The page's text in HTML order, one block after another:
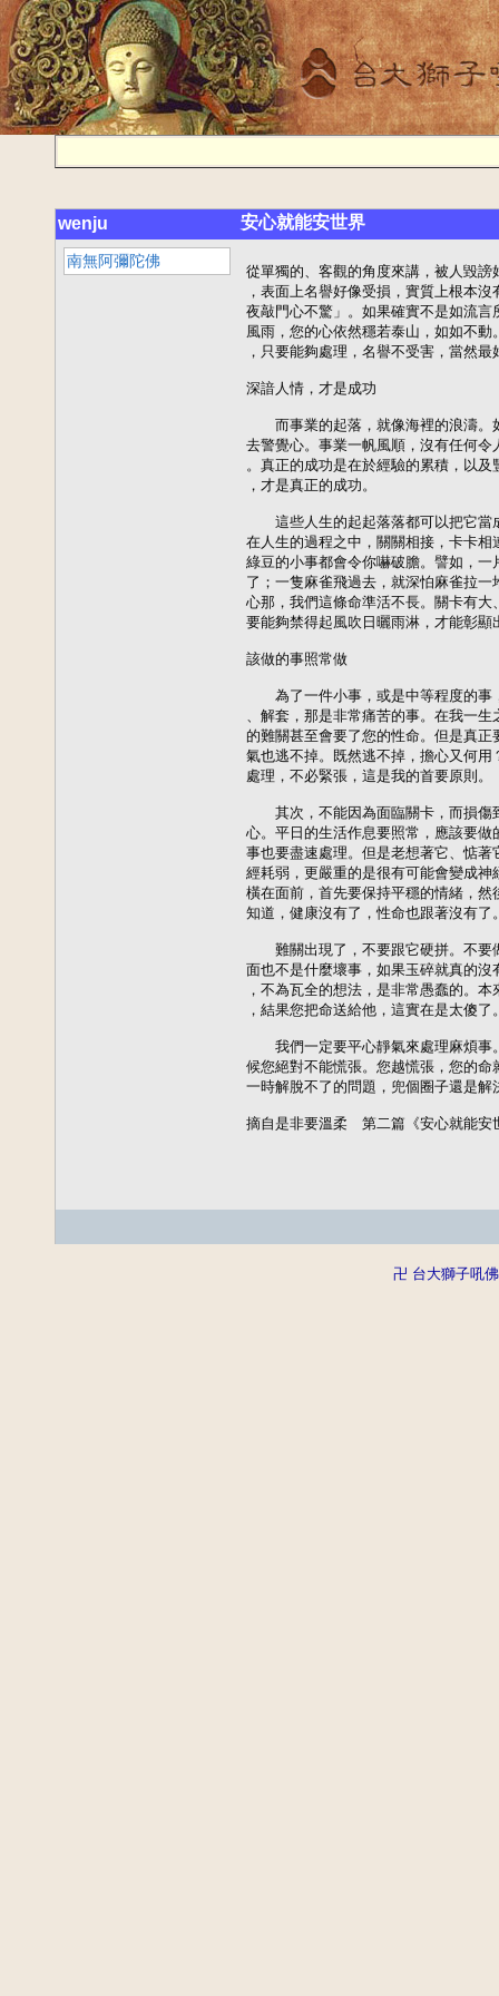
wenju 安心就能安世界
南無阿彌陀佛
從單獨的、客觀的角度來講，被人毀
，表面上名譽好像受損，實質上根本
夜敲門心不驚」。如果確實不是如流
風雨，您的心依然穩若泰山，如如不
，只要能夠處理，名譽不受害，當然最
深諳人情，才是成功
而事業的起落，就像海裡的浪濤。
去警覺心。事業一帆風順，沒有任何
。真正的成功是在於經驗的累積，以
，才是真正的成功。
這些人生的起起落落都可以把它當
在人生的過程之中，關關相接，卡卡
綠豆的小事都會令你嚇破膽。譬如，
了；一隻麻雀飛過去，就深怕麻雀拉
心那，我們這條命準活不長。關卡有
要能夠禁得起風吹日曬雨淋，才能彰顯
該做的事照常做
為了一件小事，或是中等程度的事
、解套，那是非常痛苦的事。在我一
的難關甚至會要了您的性命。但是真
氣也逃不掉。既然逃不掉，擔心又何
處理，不必緊張，這是我的首要原則。
其次，不能因為面臨關卡，而損傷
心。平日的生活作息要照常，應該要
事也要盡速處理。但是老想著它、惦
經耗弱，更嚴重的是很有可能會變成
橫在面前，首先要保持平穩的情緒，
知道，健康沒有了，性命也跟著沒有了
難關出現了，不要跟它硬拼。不要
面也不是什麼壞事，如果玉碎就真的
，不為瓦全的想法，是非常愚蠢的。
，結果您把命送給他，這實在是太傻了
我們一定要平心靜氣來處理麻煩事
候您絕對不能慌張。您越慌張，您的
一時解脫不了的問題，兜個圈子還是解
摘自是非要溫柔　第二篇《安心就能
卍 台大獅子吼